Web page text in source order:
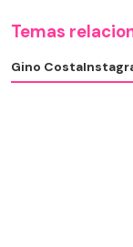
Temas
Gino Costa